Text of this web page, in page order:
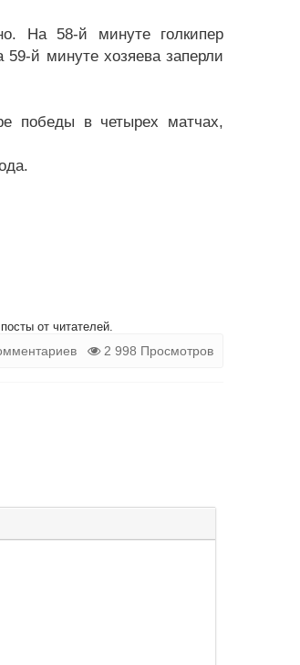
На 58-й минуте голкипер
й минуте хозяева заперли
победы в четырех матчах,
от читателей.
2 998 Просмотров